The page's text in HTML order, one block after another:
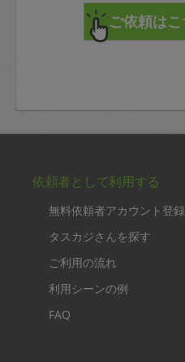
依頼者として利用する
無料依頼者アカウント登録
タスカジさんを探す
ご利用の流れ
利用シーンの例
FAQ